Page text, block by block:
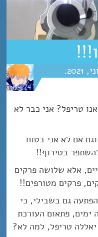
2021
טריפל? אני כבר לא
אם לא אני בטוח
בטירוף!!
אלא שלושה פרקים
פרקים מטורפים!!
גם בשבילי, כי
ימים, פתאום העורכת
טריפל, למה לא?